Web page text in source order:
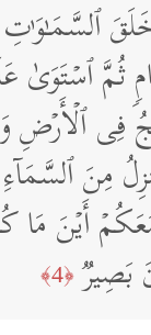
ٱلسَّمَـٰوَ
ثُمَّ ٱسۡتَوَىٰ
فِی ٱلۡأَرۡضِ
مِنَ
أَیۡنَ مَا
بَصِیرࣱ ﴿4﴾